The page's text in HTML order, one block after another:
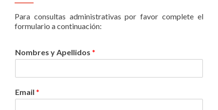
Para consultas administrativas por favor complete el
formulario a continuación:
Nombres y Apellidos *
Email *